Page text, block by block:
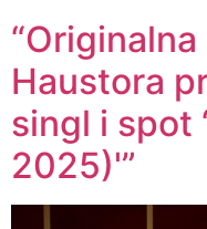
Haustora
singl i spot
2025)'”